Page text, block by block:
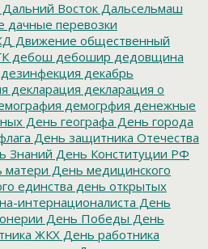
Дальний Восток Дальсельмаш
дачные перевозки
Движение общественный
дебош дебошир дедовщина
дезинфекция декабрь
декларация декларация о
демогрфия денежные
День географа День города
День защитника Отечества
Знаний День Конституции РФ
матери День медицинского
единства день открытых
интернационалиста День
День Победы День
ЖКХ День работника